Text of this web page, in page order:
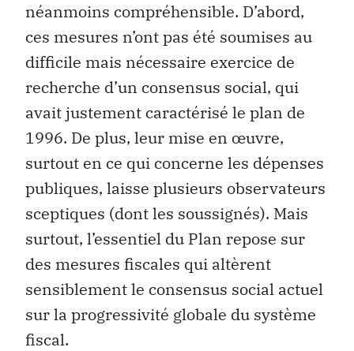
néanmoins compréhensible. D’abord,
ces mesures n’ont pas été soumises au
difficile mais nécessaire exercice de
recherche d’un consensus social, qui
avait justement caractérisé le plan de
1996. De plus, leur mise en œuvre,
surtout en ce qui concerne les dépenses
publiques, laisse plusieurs observateurs
sceptiques (dont les soussignés). Mais
surtout, l’essentiel du Plan repose sur
des mesures fiscales qui altèrent
sensiblement le consensus social actuel
sur la progressivité globale du système
fiscal.